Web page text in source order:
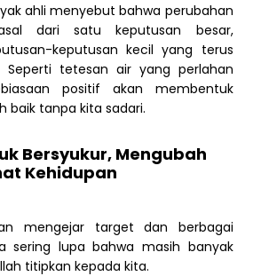
ahli menyebut bahwa perubahan
dari satu keputusan besar,
keputusan kecil yang terus
Seperti tetesan air yang perlahan
positif akan membentuk
baik tanpa kita sadari.
Bersyukur, Mengubah
Kehidupan
mengejar target dan berbagai
sering lupa bahwa masih banyak
titipkan kepada kita.